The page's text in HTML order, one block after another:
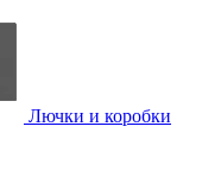
Лючки и коробки